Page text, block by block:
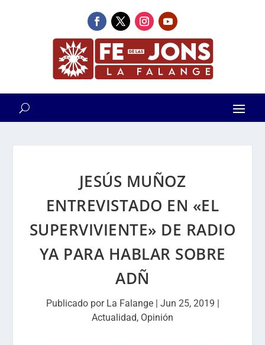
JESÚS MUÑOZ
ENTREVISTADO EN «EL
SUPERVIVIENTE» DE RADIO
YA PARA HABLAR SOBRE
ADÑ
Publicado por La Falange| Jun 25, 2019 |
Actualidad, Opinión